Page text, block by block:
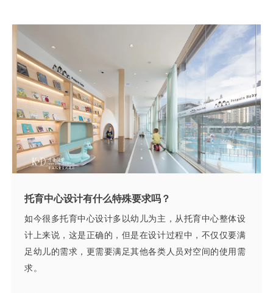
托育中心设计有什么特殊要求吗？
如今很多托育中心设计多以幼儿为主，从托育中心整体设
计上来说，这是正确的，但是在设计过程中，不仅仅要满
足幼儿的需求，更需要满足其他各类人员对空间的使用需
求。